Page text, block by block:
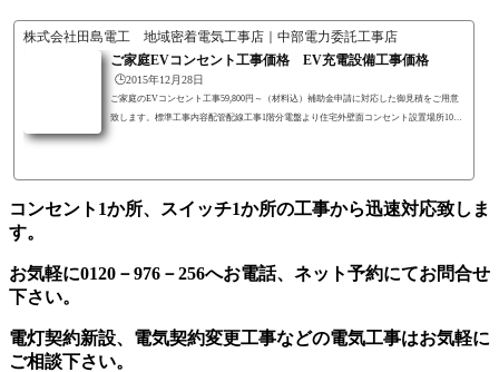
株式会社田島電工 地域密着電気工事店｜中部電力委託工事店
ご家庭EVコンセント工事価格 EV充電設備工事価格
🕒️2015年12月28日
ご家庭のEVコンセント工事59,800円～（材料込）補助金申請に対応した御見積をご用意
致します。標準工事内容配管配線工事1階分電盤より住宅外壁面コンセント設置場所10ｍ
用）※1F分電盤からコンセント設置...
コンセント1か所、スイッチ1か所の工事から迅速対応致しま
す。
お気軽に0120－976－256へお電話、ネット予約にてお問合せ
下さい。
電灯契約新設、電気契約変更工事などの電気工事はお気軽に
ご相談下さい。